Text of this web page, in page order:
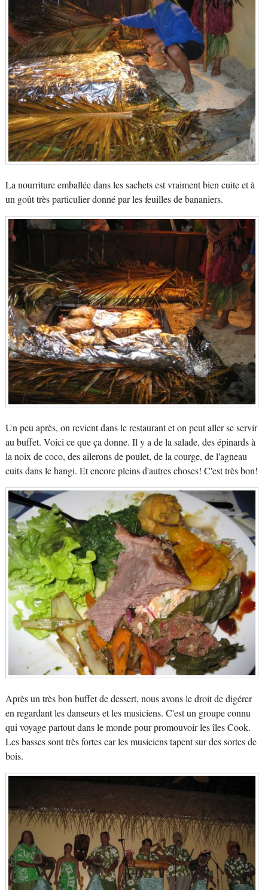
La nourriture emballée dans les sachets est vraiment bien cuite et à
un goût très particulier donné par les feuilles de bananiers.
Un peu après, on revient dans le restaurant et on peut aller se servir
au buffet. Voici ce que ça donne. Il y a de la salade, des épinards à
la noix de coco, des ailerons de poulet, de la courge, de l'agneau
cuits dans le hangi. Et encore pleins d'autres choses! C'est très bon!
Après un très bon buffet de dessert, nous avons le droit de digérer
en regardant les danseurs et les musiciens. C'est un groupe connu
qui voyage partout dans le monde pour promouvoir les îles Cook.
Les basses sont très fortes car les musiciens tapent sur des sortes de
bois.